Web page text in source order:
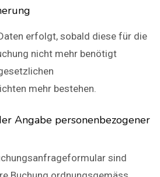
erfolgt, sobald diese für die
nicht mehr benötigt
mehr bestehen.
Angabe personenbezogener
sind